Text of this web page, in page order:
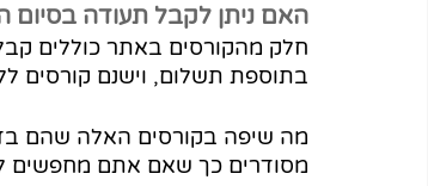
האם ניתן לקבל תעודה בסיום
חלק מהקורסים באתר כוללים
בתוספת תשלום, וישנם קורסים
מה שיפה בקורסים האלה שהם
מסודרים כך שאם אתם מחפשים